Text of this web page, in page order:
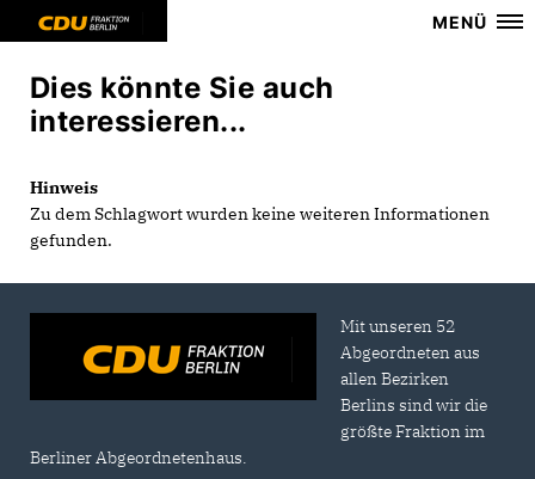
MENÜ
Dies könnte Sie auch
interessieren...
Hinweis
Zu dem Schlagwort wurden keine weiteren Informationen
gefunden.
Mit unseren 52
Abgeordneten aus
allen Bezirken
Berlins sind wir die
größte Fraktion im
Berliner Abgeordnetenhaus.